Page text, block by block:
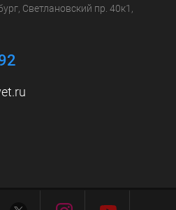
Светлановский пр. 40к1,